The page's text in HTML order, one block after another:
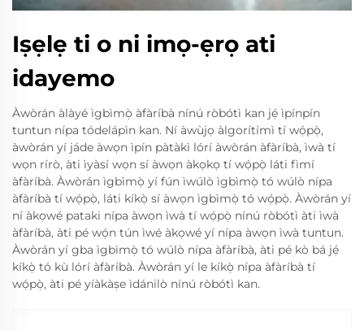
Iṣẹlẹ ti o ni imọ-ẹrọ ati
idayemo
Àwòrán àlàyé ìgbìmọ̀ àfàríbà nínú ròbótì kan jẹ́ ìpínpín
tuntun nípa tódelápìn kan. Ní àwùjọ àlgorítímì tí wọ́pọ̀,
àwòrán yí jáde àwọn ìpín pàtàkì lórí àwòrán àfàríbà, ìwà tí
wọn rírò, àti ìyàsí wọn sí àwọn àkọkọ tí wọ́pọ̀ láti fìmí
àfàríbà. Àwòrán ìgbìmọ̀ yí fún ìwúlò ìgbìmọ̀ tó wúlò nípa
àfàríbà tí wọ́pọ̀, láti kíkọ̀ sí àwọn ìgbìmọ̀ tó wọ́pọ̀. Àwòrán yí
ní àkọwé pataki nípa àwọn ìwà tí wọ́pọ̀ nínú ròbótì àti ìwà
àfàríbà, àti pé wọ́n tún ìwé àkọwé yí nípa àwọn ìwà tuntun.
Àwòrán yí gba ìgbìmọ̀ tó wúlò nípa àfàríbà, àti pé kò bá jẹ́
kíkọ̀ tó kù lórí àfàríbà. Àwòrán yí le kíkọ̀ nípa àfàríbà tí
wọ́pọ̀, àti pé yíàkàṣe ìdánilò nínú ròbótì kan.